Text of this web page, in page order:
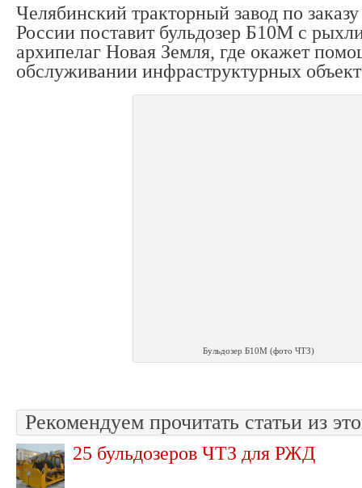
Челябинский тракторный завод по
России поставит бульдозер Б10М с
архипелаг Новая Земля, где окажет
обслуживании инфраструктурных
Бульдозер Б10М (фото ЧТЗ)
Рекомендуем прочитать статьи из
25 бульдозеров ЧТЗ для РЖД